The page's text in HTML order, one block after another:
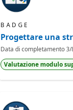
BADGE
Progettare una
Data di completamento3/
Valutazione modulo